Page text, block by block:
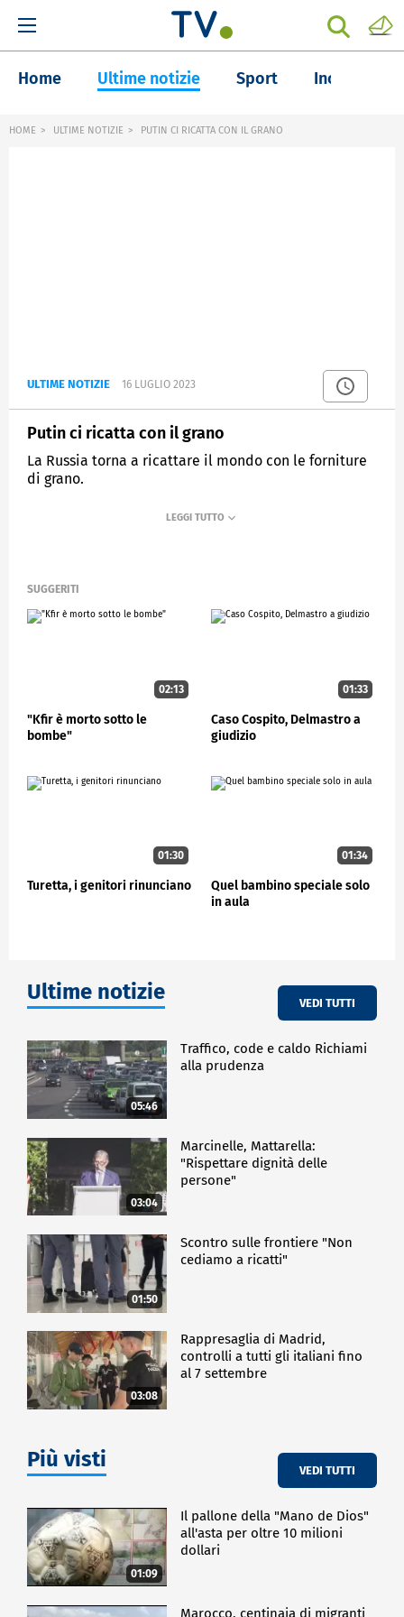
Home Ultime notizie Sport Inchieste
HOME ULTIME NOTIZIE PUTIN CI RICATTA CON IL GRANO
ULTIME NOTIZIE 16 LUGLIO 2023
Putin ci ricatta con il grano
La Russia torna a ricattare il mondo con le forniture
di grano.
STUDIOAPERTO
SUGGERITI
02:13
"Kfir è morto sotto le
bombe"
01:33
Caso Cospito, Delmastro a
giudizio
01:30
Turetta, i genitori rinunciano
01:34
Quel bambino speciale solo
in aula
Ultime notizie VEDI TUTTI
05:46
Traffico, code e caldo Richiami
alla prudenza
03:04
Marcinelle, Mattarella:
"Rispettare dignità delle
persone"
01:50
Scontro sulle frontiere "Non
cediamo a ricatti"
03:08
Rappresaglia di Madrid,
controlli a tutti gli italiani fino
al 7 settembre
Più visti VEDI TUTTI
01:09
Il pallone della "Mano de Dios"
all'asta per oltre 10 milioni
dollari
Marocco, centinaia di migranti